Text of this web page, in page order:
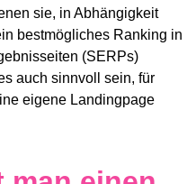
sie, in Abhängigkeit
bestmögliches Ranking in
(SERPs)
auch sinnvoll sein, für
eigene Landingpage